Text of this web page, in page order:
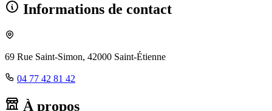
Informations de contact
69 Rue Saint-Simon, 42000 Saint-Étienne
04 77 42 81 42
À propos